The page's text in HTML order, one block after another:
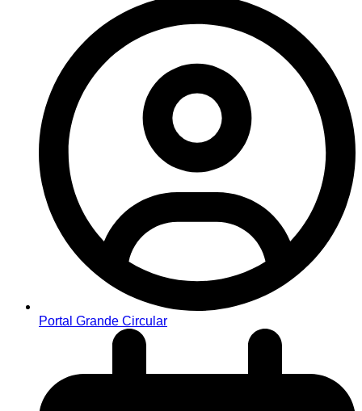
Portal Grande Circular